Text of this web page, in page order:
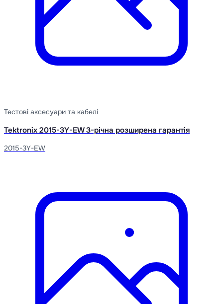
Тестові аксесуари та кабелі
Tektronix 2015-3Y-EW 3-річна розширена гарантія
2015-3Y-EW